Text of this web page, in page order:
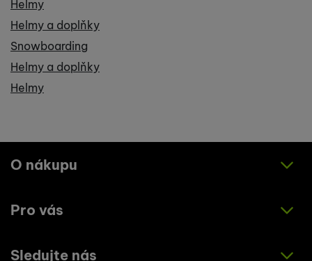
Helmy
Helmy a doplňky
Snowboarding
Helmy a doplňky
Helmy
O nákupu
Jak nakupovat
Pro vás
O nás
Sledujte nás